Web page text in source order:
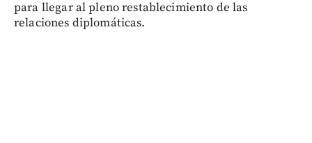
para llegar al pleno restablecimiento de las
relaciones diplomáticas.